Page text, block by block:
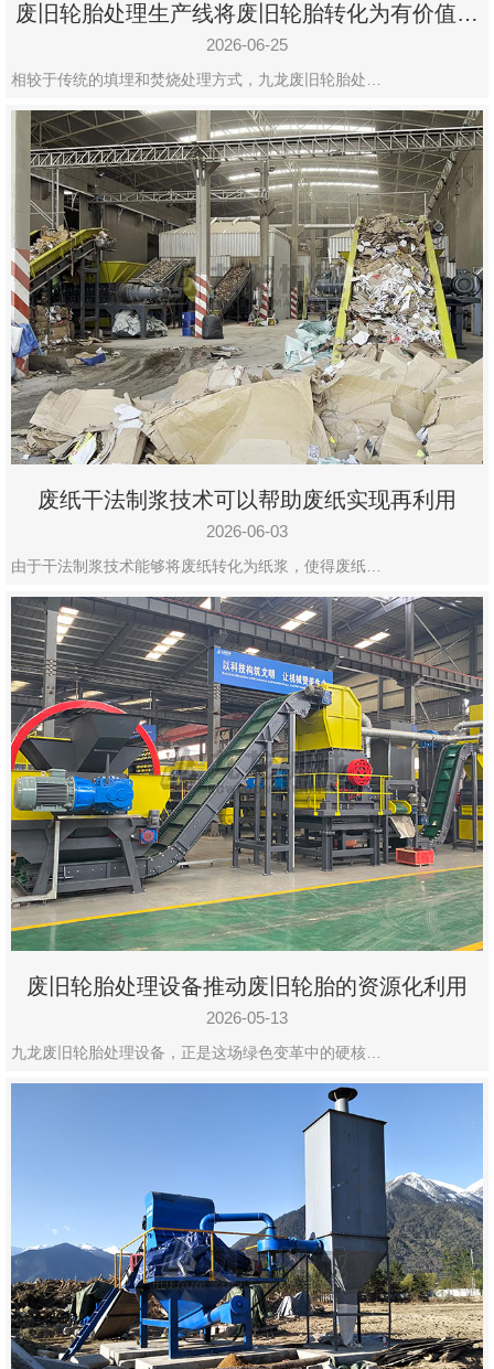
废旧轮胎处理生产线将废旧轮胎转化为有价值的
资源
2026-06-25
相较于传统的填埋和焚烧处理方式，九龙废旧轮胎处…
废纸干法制浆技术可以帮助废纸实现再利用
2026-06-03
由于干法制浆技术能够将废纸转化为纸浆，使得废纸…
废旧轮胎处理设备推动废旧轮胎的资源化利用
2026-05-13
九龙废旧轮胎处理设备，正是这场绿色变革中的硬核…